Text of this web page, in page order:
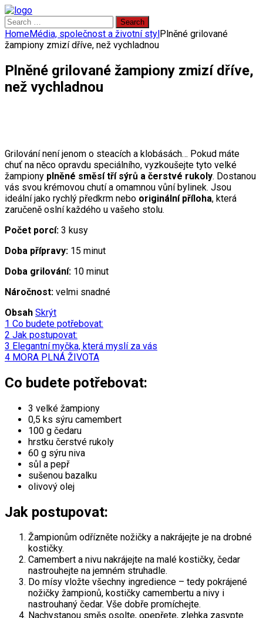
Search
for:
HomeMédia, společnost a životní stylPlněné grilované
žampiony zmizí dříve, než vychladnou
Plněné grilované žampiony zmizí dříve,
než vychladnou
Grilování není jenom o steacích a klobásách… Pokud máte
chuť na něco opravdu speciálního, vyzkoušejte tyto velké
žampiony plněné směsí tří sýrů a čerstvé rukoly. Dostanou
vás svou krémovou chutí a omamnou vůní bylinek. Jsou
ideální jako rychlý předkrm nebo originální příloha, která
zaručeně oslní každého u vašeho stolu.
Počet porcí: 3 kusy
Doba přípravy: 15 minut
Doba grilování: 10 minut
Náročnost: velmi snadné
Obsah Skrýt
1 Co budete potřebovat:
2 Jak postupovat:
3 Elegantní myčka, která myslí za vás
4 MORA PLNÁ ŽIVOTA
Co budete potřebovat:
3 velké žampiony
0,5 ks sýru camembert
100 g čedaru
hrstku čerstvé rukoly
60 g sýru niva
sůl a pepř
sušenou bazalku
olivový olej
Jak postupovat:
Žampionům odřízněte nožičky a nakrájejte je na drobné
kostičky.
Camembert a nivu nakrájejte na malé kostičky, čedar
nastrouhejte na jemném struhadle.
Do mísy vložte všechny ingredience – tedy pokrájené
nožičky žampionů, kostičky camembertu a nivy i
nastrouhaný čedar. Vše dobře promíchejte.
Nachystanou směs osolte, opepřete, zlehka zasypte